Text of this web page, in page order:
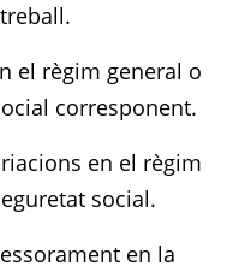
el règim general o
corresponent.
en el règim
social.
en la